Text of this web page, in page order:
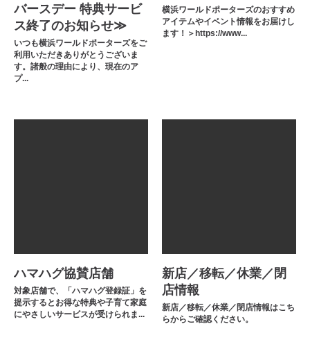
バースデー 特典サービ
ス終了のお知らせ≫
いつも横浜ワールドポーターズをご
利用いただきありがとうございま
す。諸般の理由により、現在のア
プ...
横浜ワールドポーターズのおすすめ
アイテムやイベント情報をお届けし
ます！＞https://www...
ハマハグ協賛店舗
対象店舗で、「ハマハグ登録証」を
提示するとお得な特典や子育て家庭
にやさしいサービスが受けられま...
新店／移転／休業／閉
店情報
新店／移転／休業／閉店情報はこち
らからご確認ください。